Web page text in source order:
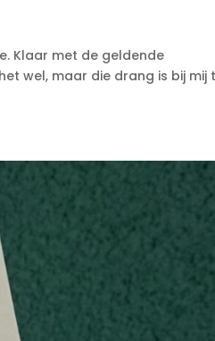
Klaar met de geldende
wel, maar die drang is bij mij